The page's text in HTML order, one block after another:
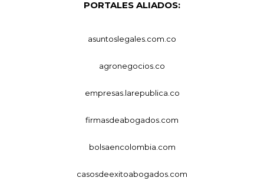
PORTALES ALIADOS:
asuntoslegales.com.co
agronegocios.co
empresas.larepublica.co
firmasdeabogados.com
bolsaencolombia.com
casosdeexitoabogados.com